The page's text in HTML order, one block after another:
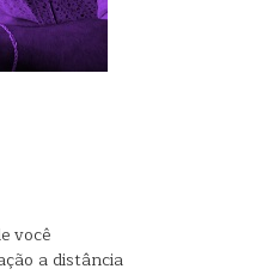
você
a distância